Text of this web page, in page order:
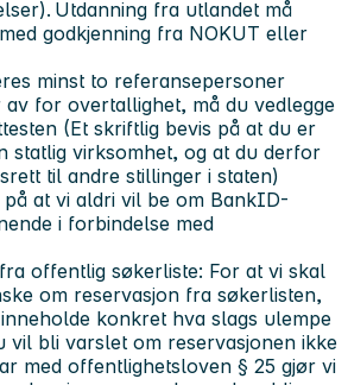
Utdanning fra utlandet må
godkjenning fra NOKUT eller
minst to referansepersoner
av for overtallighet, må du vedlegge
(Et skriftlig bevis på at du er
statlig virksomhet, og at du derfor
til andre stillinger i staten)
at vi aldri vil be om BankID-
i forbindelse med
offentlig søkerliste: For at vi skal
om reservasjon fra søkerlisten,
konkret hva slags ulempe
vil bli varslet om reservasjonen ikke
med offentlighetsloven § 25 gjør vi